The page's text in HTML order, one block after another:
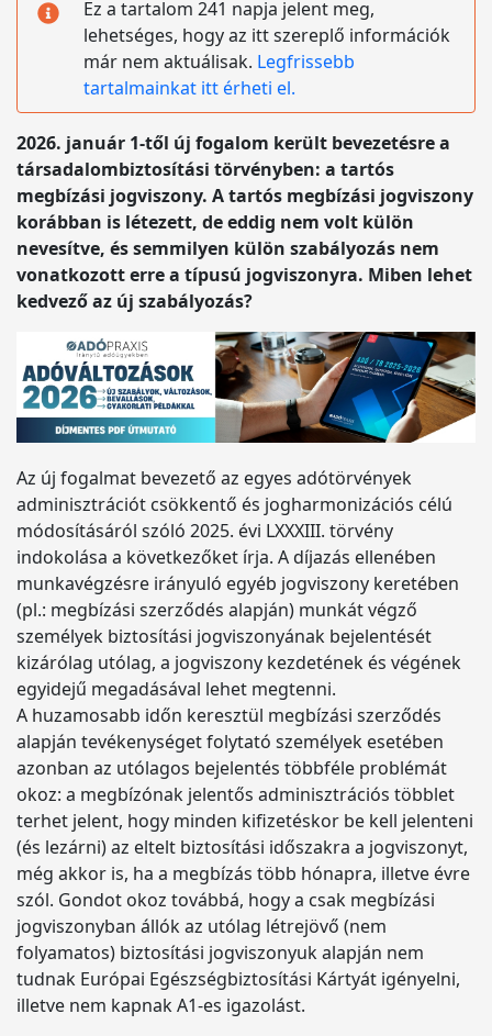
Ez a tartalom 241 napja jelent meg,
lehetséges, hogy az itt szereplő információk
már nem aktuálisak. Legfrissebb
tartalmainkat itt érheti el.
2026. január 1-től új fogalom került bevezetésre a
társadalombiztosítási törvényben: a tartós
megbízási jogviszony. A tartós megbízási jogviszony
korábban is létezett, de eddig nem volt külön
nevesítve, és semmilyen külön szabályozás nem
vonatkozott erre a típusú jogviszonyra. Miben lehet
kedvező az új szabályozás?
Az új fogalmat bevezető az egyes adótörvények
adminisztrációt csökkentő és jogharmonizációs célú
módosításáról szóló 2025. évi LXXXIII. törvény
indokolása a következőket írja. A díjazás ellenében
munkavégzésre irányuló egyéb jogviszony keretében
(pl.: megbízási szerződés alapján) munkát végző
személyek biztosítási jogviszonyának bejelentését
kizárólag utólag, a jogviszony kezdetének és végének
egyidejű megadásával lehet megtenni.
A huzamosabb időn keresztül megbízási szerződés
alapján tevékenységet folytató személyek esetében
azonban az utólagos bejelentés többféle problémát
okoz: a megbízónak jelentős adminisztrációs többlet
terhet jelent, hogy minden kifizetéskor be kell jelenteni
(és lezárni) az eltelt biztosítási időszakra a jogviszonyt,
még akkor is, ha a megbízás több hónapra, illetve évre
szól. Gondot okoz továbbá, hogy a csak megbízási
jogviszonyban állók az utólag létrejövő (nem
folyamatos) biztosítási jogviszonyuk alapján nem
tudnak Európai Egészségbiztosítási Kártyát igényelni,
illetve nem kapnak A1-es igazolást.